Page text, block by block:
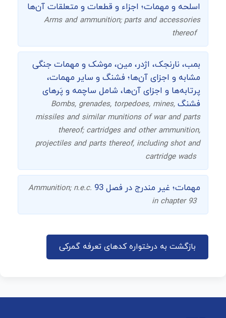
اسلحه و مهمات؛ اجزاء و قطعات و متعلقات آن‌ها
Arms and ammunition; parts and accessories
thereof
بمب، نارنجک، اژدر، مین، موشک و مهمات جنگی
مشابه و اجزای آن‌ها؛ فشنگ و سایر مهمات،
پرتابه‌ها و اجزای آن‌ها، شامل ساچمه و پَرهای
فشنگ Bombs, grenades, torpedoes, mines,
missiles and similar munitions of war and parts
thereof; cartridges and other ammunition,
projectiles and parts thereof, including shot and
cartridge wads
مهمات؛ غیر مندرج در فصل 93
Ammunition; n.e.c.
in chapter 93
بازگشت به درختواره کدهای تعرفه گمرکی